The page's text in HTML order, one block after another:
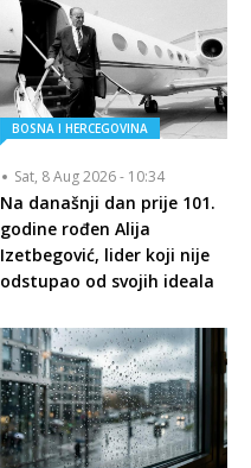
BOSNA I HERCEGOVINA
Sat, 8 Aug 2026 - 10:34
Na današnji dan prije 101.
godine rođen Alija
Izetbegović, lider koji nije
odstupao od svojih ideala